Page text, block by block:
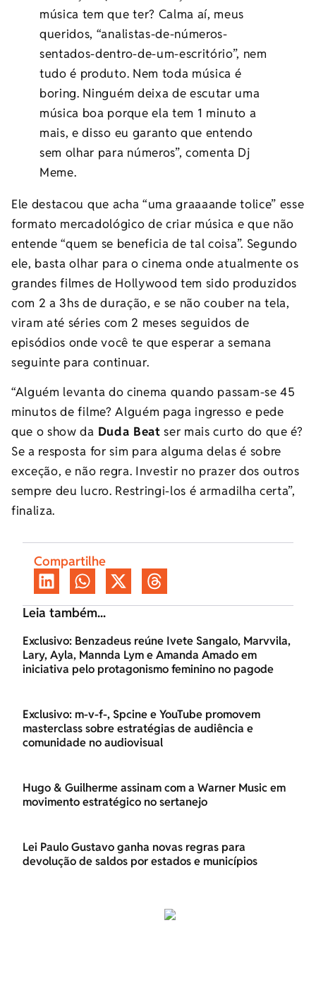
música tem que ter? Calma aí, meus
queridos, “analistas-de-números-
sentados-dentro-de-um-escritório”, nem
tudo é produto. Nem toda música é
boring. Ninguém deixa de escutar uma
música boa porque ela tem 1 minuto a
mais, e disso eu garanto que entendo
sem olhar para números”, comenta Dj
Meme.
Ele destacou que acha “uma graaaande tolice” esse
formato mercadológico de criar música e que não
entende “quem se beneficia de tal coisa”. Segundo
ele, basta olhar para o cinema onde atualmente os
grandes filmes de Hollywood tem sido produzidos
com 2 a 3hs de duração, e se não couber na tela,
viram até séries com 2 meses seguidos de
episódios onde você te que esperar a semana
seguinte para continuar.
“Alguém levanta do cinema quando passam-se 45
minutos de filme? Alguém paga ingresso e pede
que o show da Duda Beat ser mais curto do que é?
Se a resposta for sim para alguma delas é sobre
exceção, e não regra. Investir no prazer dos outros
sempre deu lucro. Restringi-los é armadilha certa”,
finaliza.
Compartilhe
Leia também...
Exclusivo: Benzadeus reúne Ivete Sangalo, Marvvila,
Lary, Ayla, Mannda Lym e Amanda Amado em
iniciativa pelo protagonismo feminino no pagode
Exclusivo: m-v-f-, Spcine e YouTube promovem
masterclass sobre estratégias de audiência e
comunidade no audiovisual
Hugo & Guilherme assinam com a Warner Music em
movimento estratégico no sertanejo
Lei Paulo Gustavo ganha novas regras para
devolução de saldos por estados e municípios